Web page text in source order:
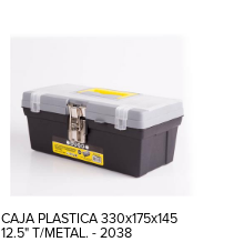
CAJA PLASTICA 330x175x145
12.5" T/METAL. - 2038